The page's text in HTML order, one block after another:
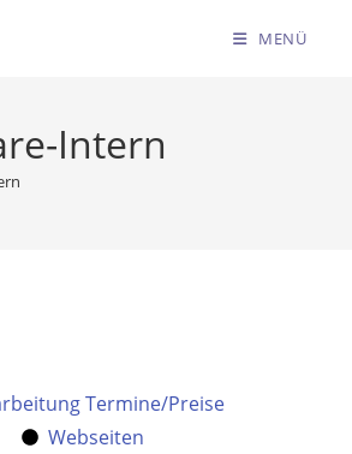
MENÜ
Intern
Termine/Preise
Webseiten